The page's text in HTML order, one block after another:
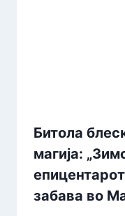
Битола
магија:
забава во